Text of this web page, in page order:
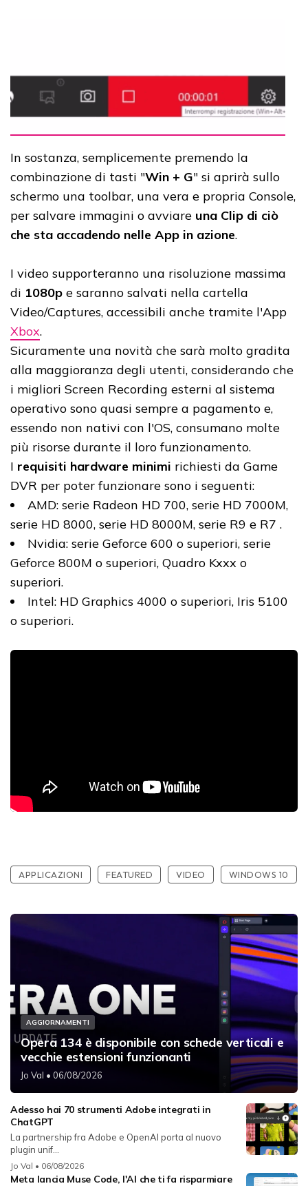
In sostanza, semplicemente premendo la
combinazione di tasti "Win + G" si aprirà sullo
schermo una toolbar, una vera e propria Console,
per salvare immagini o avviare una Clip di ciò
che sta accadendo nelle App in azione.
I video supporteranno una risoluzione massima
di 1080p e saranno salvati nella cartella
Video/Captures, accessibili anche tramite l'App
Xbox.
Sicuramente una novità che sarà molto gradita
alla maggioranza degli utenti, considerando che
i migliori Screen Recording esterni al sistema
operativo sono quasi sempre a pagamento e,
essendo non nativi con l'OS, consumano molte
più risorse durante il loro funzionamento.
I requisiti hardware minimi richiesti da Game
DVR per poter funzionare sono i seguenti:
AMD: serie Radeon HD 700, serie HD 7000M,
serie HD 8000, serie HD 8000M, serie R9 e R7 .
Nvidia: serie Geforce 600 o superiori, serie
Geforce 800M o superiori, Quadro Kxxx o
superiori.
Intel: HD Graphics 4000 o superiori, Iris 5100
o superiori.
APPLICAZIONI FEATURED VIDEO WINDOWS 10
AGGIORNAMENTI
Opera 134 è disponibile con schede verticali e
vecchie estensioni funzionanti
Jo Val • 06/08/2026
Adesso hai 70 strumenti Adobe integrati in
ChatGPT
La partnership fra Adobe e OpenAI porta al nuovo
plugin unif...
Jo Val • 06/08/2026
Meta lancia Muse Code, l'AI che ti fa risparmiare